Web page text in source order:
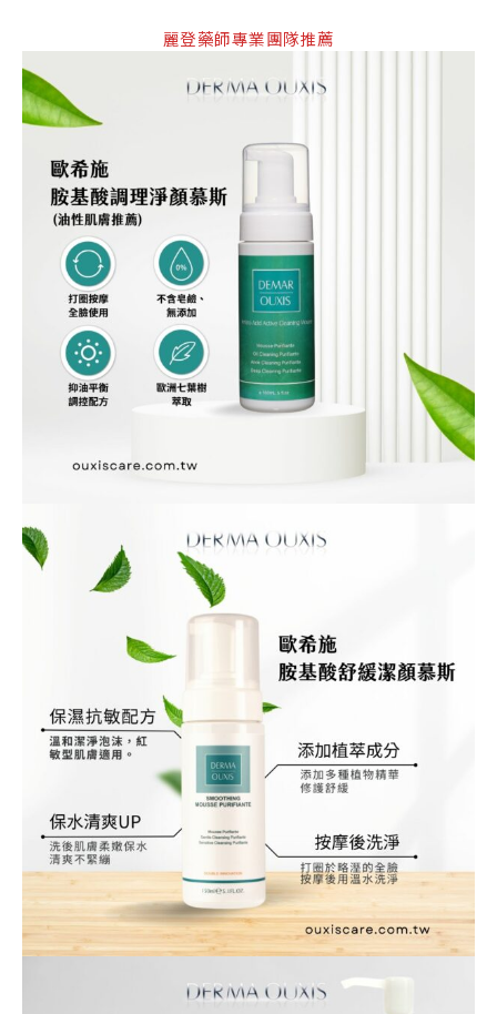
麗登藥師專業團隊推薦